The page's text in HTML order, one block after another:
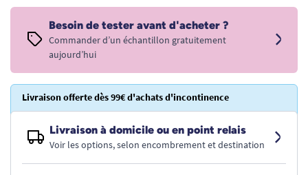
Besoin de tester avant d'acheter ?
Commander d’un échantillon gratuitement
aujourd’hui
Livraison offerte dès 99€ d'achats d'incontinence
Livraison à domicile ou en point relais
Voir les options, selon encombrement et destination